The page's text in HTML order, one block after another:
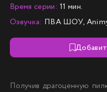
Время серии: 11 мин.
Озвучка: ПВА ШОУ,
Получив драгоценную